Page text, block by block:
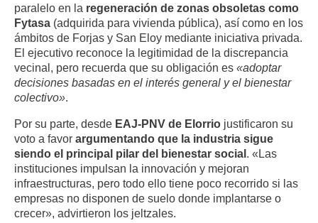
paralelo en la regeneración de zonas obsoletas como
Fytasa (adquirida para vivienda pública), así como en los
ámbitos de Forjas y San Eloy mediante iniciativa privada.
El ejecutivo reconoce la legitimidad de la discrepancia
vecinal, pero recuerda que su obligación es «adoptar
decisiones basadas en el interés general y el bienestar
colectivo».
Por su parte, desde EAJ-PNV de Elorrio justificaron su
voto a favor argumentando que la industria sigue
siendo el principal pilar del bienestar social. «Las
instituciones impulsan la innovación y mejoran
infraestructuras, pero todo ello tiene poco recorrido si las
empresas no disponen de suelo donde implantarse o
crecer», advirtieron los jeltzales.